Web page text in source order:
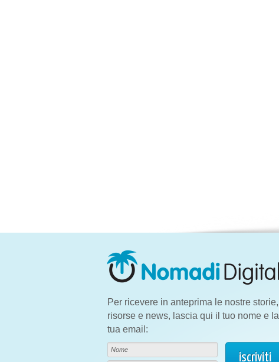
Per ricevere in anteprima le nostre storie,
risorse e news, lascia qui il tuo nome e la
tua email: